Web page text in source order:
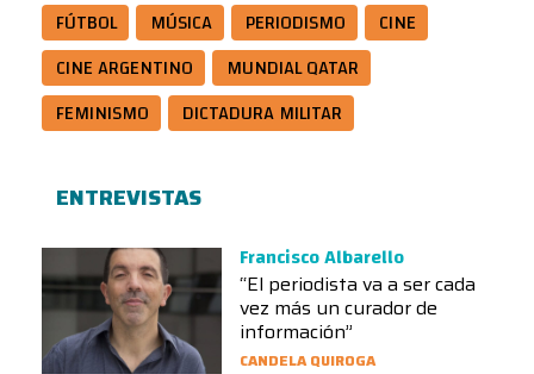
FÚTBOL
MÚSICA PERIODISMO
CINE
CINE ARGENTINO
MUNDIAL QATAR
FEMINISMO
DICTADURA MILITAR
ENTREVISTAS
Francisco Albarello
“El periodista va a ser cada
vez más un curador de
información”
CANDELA QUIROGA